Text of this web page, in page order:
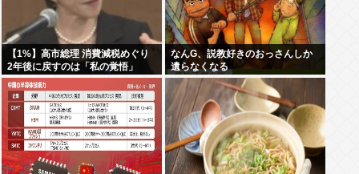
【1%】高市総理 消費減税めぐり
2年後に戻すのは「私の覚悟」
なんG、説教好きのおっさんしか
遺らなくなる